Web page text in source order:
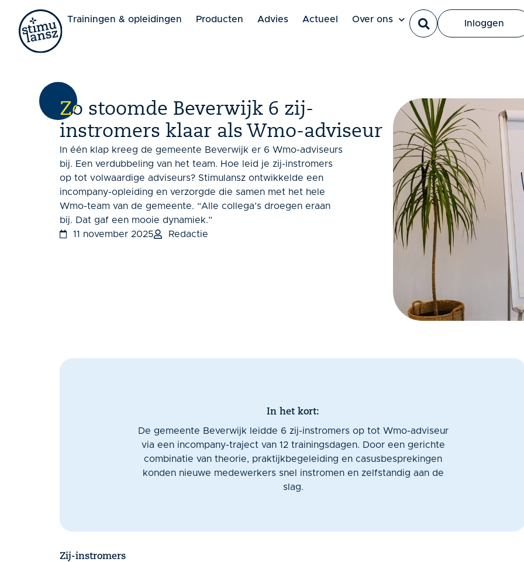
Trainingen & opleidingen Producten Advies Actueel Over ons Inloggen
Zo stoomde Beverwijk 6 zij-
instromers klaar als Wmo-adviseur
In één klap kreeg de gemeente Beverwijk er 6 Wmo-adviseurs
bij. Een verdubbeling van het team. Hoe leid je zij-instromers
op tot volwaardige adviseurs? Stimulansz ontwikkelde een
incompany-opleiding en verzorgde die samen met het hele
Wmo-team van de gemeente. “Alle collega’s droegen eraan
bij. Dat gaf een mooie dynamiek.”
11 november 2025
Redactie
In het kort:
De gemeente Beverwijk leidde 6 zij-instromers op tot Wmo-adviseur
via een incompany-traject van 12 trainingsdagen. Door een gerichte
combinatie van theorie, praktijkbegeleiding en casusbesprekingen
konden nieuwe medewerkers snel instromen en zelfstandig aan de
slag.
Zij-instromers